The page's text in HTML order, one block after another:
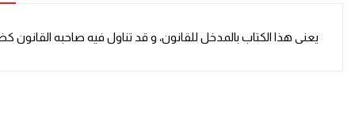
يعنى هذا الكتاب بالمدخل للقانون، و قد تناول فيه صاحبه